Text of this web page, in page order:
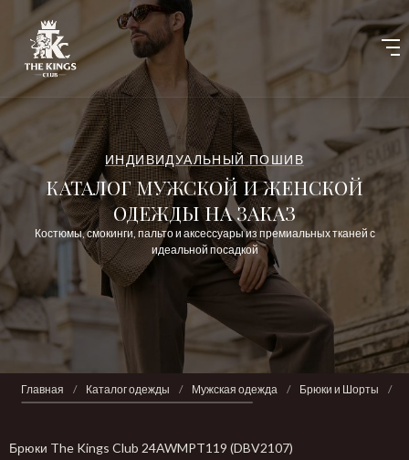
ИНДИВИДУАЛЬНЫЙ ПОШИВ
КАТАЛОГ МУЖСКОЙ И ЖЕНСКОЙ
ОДЕЖДЫ НА ЗАКАЗ
Костюмы, смокинги, пальто и аксессуары из премиальных тканей с
идеальной посадкой
Главная / Каталог одежды / Мужская одежда / Брюки и Шорты /
Брюки The Kings Club 24AWMPT119 (DBV2107)